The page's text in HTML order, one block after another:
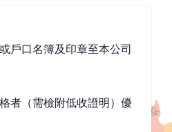
戶口名簿及印章至本公司
者（需檢附低收證明）優